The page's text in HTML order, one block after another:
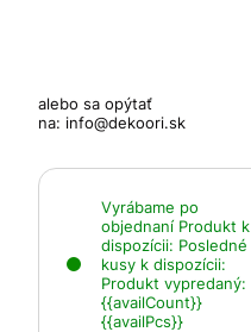
alebo sa opýtať
na: info@dekoori.sk
Vyrábame po
objednaní Produkt k
dispozícii: Posledné
kusy k dispozícii:
Produkt vypredaný:
{{availCount}}
{{availPcs}}